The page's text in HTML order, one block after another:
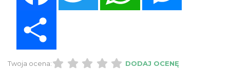
Twoja ocena: DODAJ OCENĘ